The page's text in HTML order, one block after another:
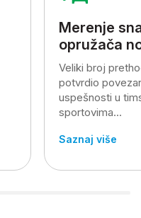
Merenje
opružača
Veliki broj
potvrdio
uspešnosti u
sportovima...
Saznaj više